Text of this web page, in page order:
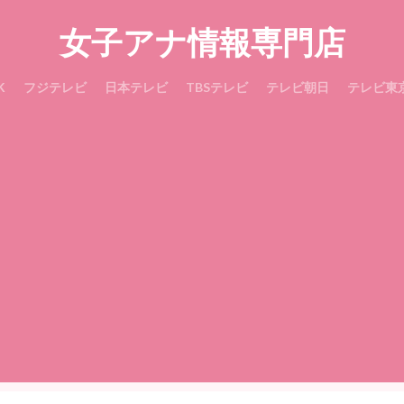
女子アナ情報専門店
フジテレビ 日本テレビ TBSテレビ テレビ朝日 テレビ東